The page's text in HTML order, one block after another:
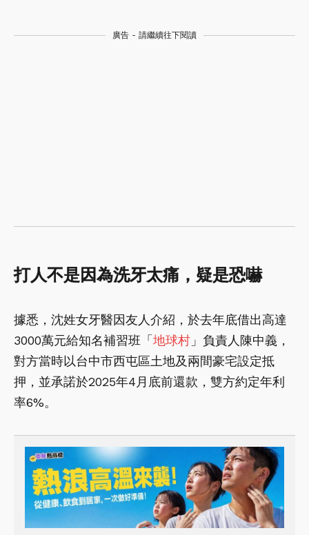
廣告 - 請繼續往下閱讀
打人不是因為洗牙太痛，疑是恐嚇
據悉，沈姓女牙醫因友人介紹，於去年底借出高達
3000萬元給知名補習班「 地球村 」負責人陳中義，
對方當時以台中市西屯區土地及兩間豪宅設定抵
押，並承諾於2025年4月底前還款，雙方約定年利
率6%。